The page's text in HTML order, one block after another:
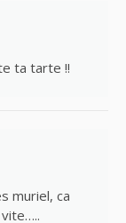
ta tarte !!
muriel, ca